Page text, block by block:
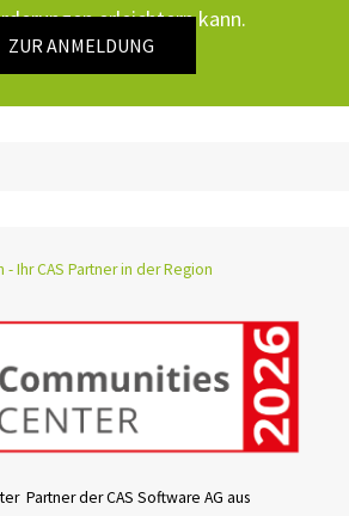
erleichtern kann.
ZUR ANMELDUNG
- Ihr CAS Partner in der Region
Partner der CAS Software AG aus